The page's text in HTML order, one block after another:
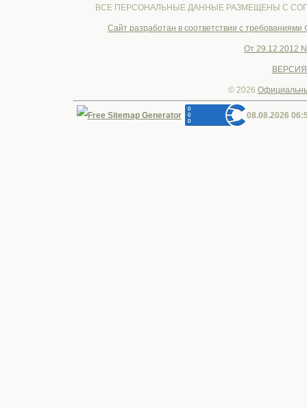
ВСЕ ПЕРСОНАЛЬНЫЕ ДАННЫЕ РАЗМЕЩЕНЫ С
Cайт разработан в соответствии с
От 29.12.2012
© 2026
08.08.2026